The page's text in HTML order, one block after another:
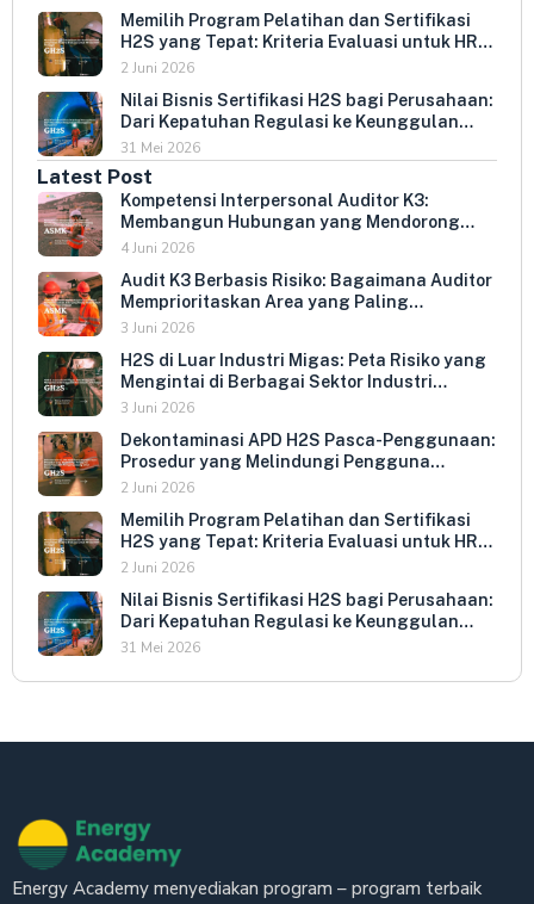
Memilih Program Pelatihan dan Sertifikasi
H2S yang Tepat: Kriteria Evaluasi untuk HR
dan HSE Manager
2 Juni 2026
Nilai Bisnis Sertifikasi H2S bagi Perusahaan:
Dari Kepatuhan Regulasi ke Keunggulan
Kompetitif
31 Mei 2026
Latest Post
Kompetensi Interpersonal Auditor K3:
Membangun Hubungan yang Mendorong
Keterbukaan dan Kepatuhan Sukarela
4 Juni 2026
Audit K3 Berbasis Risiko: Bagaimana Auditor
Memprioritaskan Area yang Paling
Menentukan Kepatuhan Perusahaan
3 Juni 2026
H2S di Luar Industri Migas: Peta Risiko yang
Mengintai di Berbagai Sektor Industri
Indonesia
3 Juni 2026
Dekontaminasi APD H2S Pasca-Penggunaan:
Prosedur yang Melindungi Pengguna
Berikutnya dan Memperpanjang Umur
2 Juni 2026
Memilih Program Pelatihan dan Sertifikasi
H2S yang Tepat: Kriteria Evaluasi untuk HR
dan HSE Manager
2 Juni 2026
Nilai Bisnis Sertifikasi H2S bagi Perusahaan:
Dari Kepatuhan Regulasi ke Keunggulan
Kompetitif
31 Mei 2026
Energy Academy menyediakan program – program terbaik